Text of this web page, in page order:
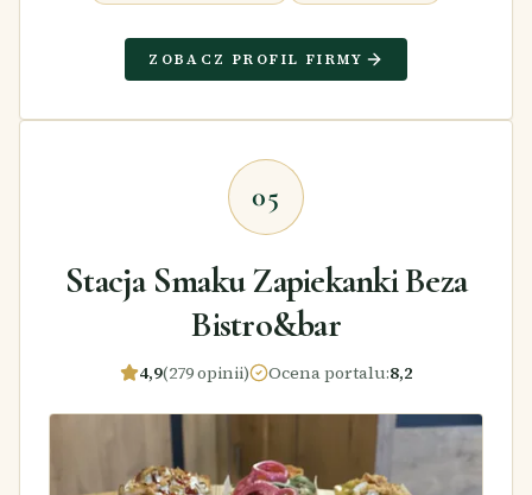
ZOBACZ PROFIL FIRMY
05
Stacja Smaku Zapiekanki Beza
Bistro&bar
4,9(279 opinii) Ocena portalu:8,2